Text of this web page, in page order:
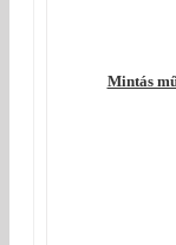
Mintás